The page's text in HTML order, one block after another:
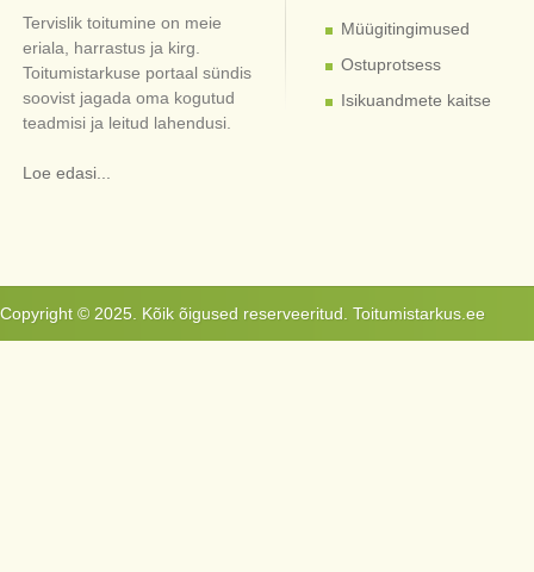
Tervislik toitumine on meie
eriala, harrastus ja kirg.
Toitumistarkuse portaal sündis
soovist jagada oma kogutud
teadmisi ja leitud lahendusi.
Loe edasi...
Müügitingimused
Ostuprotsess
Isikuandmete kaitse
Copyright © 2025. Kõik õigused reserveeritud. Toitumistarkus.ee